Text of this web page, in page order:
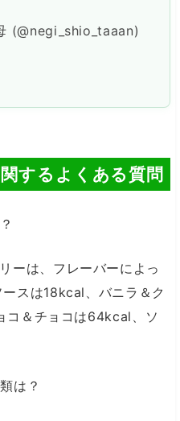
(@negi_shio_taaan)
するよくある質問
ーは、フレーバーによっ
スは18kcal、バニラ＆ク
コ＆チョコは64kcal、ソ
は？